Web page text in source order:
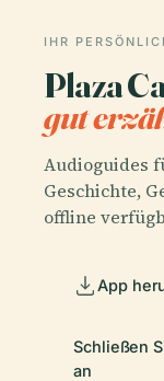
IHR
Plaza
gut
Audioguides
Geschichte,
offline
App
Schließen
an